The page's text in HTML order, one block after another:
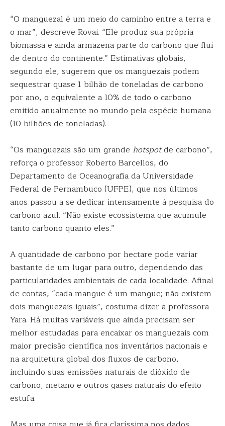
“O manguezal é um meio do caminho entre a terra e
o mar”, descreve Rovai. “Ele produz sua própria
biomassa e ainda armazena parte do carbono que flui
de dentro do continente.” Estimativas globais,
segundo ele, sugerem que os manguezais podem
sequestrar quase 1 bilhão de toneladas de carbono
por ano, o equivalente a 10% de todo o carbono
emitido anualmente no mundo pela espécie humana
(10 bilhões de toneladas).
“Os manguezais são um grande hotspotde carbono”,
reforça o professor Roberto Barcellos, do
Departamento de Oceanografia da Universidade
Federal de Pernambuco (UFPE), que nos últimos
anos passou a se dedicar intensamente à pesquisa do
carbono azul. “Não existe ecossistema que acumule
tanto carbono quanto eles.”
A quantidade de carbono por hectare pode variar
bastante de um lugar para outro, dependendo das
particularidades ambientais de cada localidade. Afinal
de contas, “cada mangue é um mangue; não existem
dois manguezais iguais”, costuma dizer a professora
Yara. Há muitas variáveis que ainda precisam ser
melhor estudadas para encaixar os manguezais com
maior precisão científica nos inventários nacionais e
na arquitetura global dos fluxos de carbono,
incluindo suas emissões naturais de dióxido de
carbono, metano e outros gases naturais do efeito
estufa.